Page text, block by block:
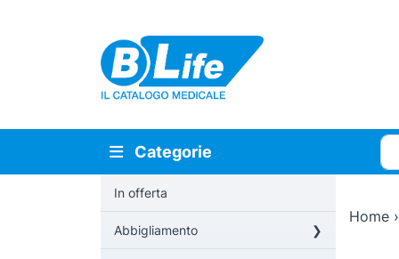
Vai al contenuto principale
Categorie
In offerta
Abbigliamento
Home